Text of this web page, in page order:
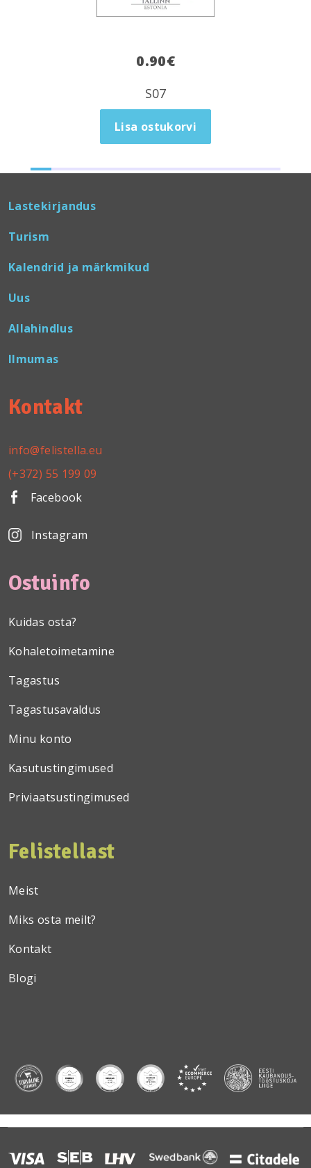
0.90€
S07
Lisa ostukorvi
Lastekirjandus
Turism
Kalendrid ja märkmikud
Uus
Allahindlus
Ilmumas
Kontakt
info@felistella.eu
(+372) 55 199 09
Facebook
Instagram
Ostuinfo
Kuidas osta?
Kohaletoimetamine
Tagastus
Tagastusavaldus
Minu konto
Kasutustingimused
Priviaatsustingimused
Felistellast
Meist
Miks osta meilt?
Kontakt
Blogi